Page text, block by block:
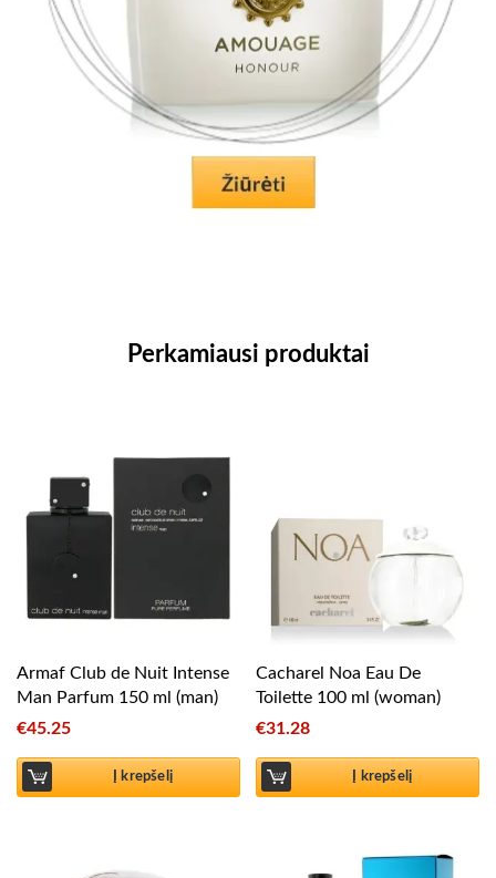
Perkamiausi produktai
Armaf Club de Nuit Intense
Man Parfum 150 ml (man)
€45.25
Į krepšelį
Cacharel Noa Eau De
Toilette 100 ml (woman)
€31.28
Į krepšelį